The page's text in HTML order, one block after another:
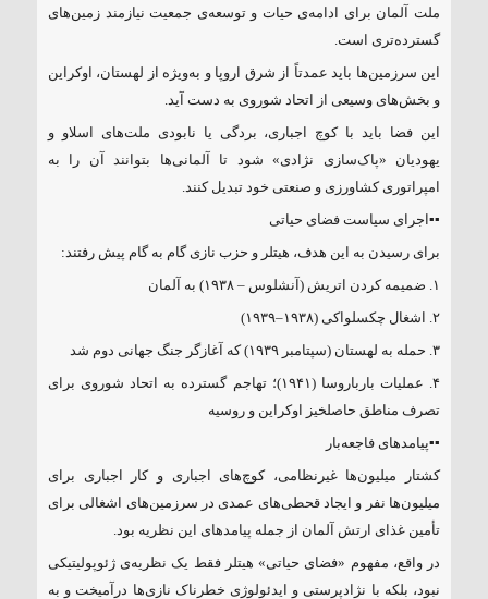
ملت آلمان برای ادامه‌ی حیات و توسعه‌ی جمعیت نیازمند زمین‌های
گسترده‌تری است.
این سرزمین‌ها باید عمدتاً از شرق اروپا و به‌ویژه از لهستان، اوکراین
و بخش‌های وسیعی از اتحاد شوروی به دست آید.
این فضا باید با کوچ اجباری، بردگی یا نابودی ملت‌های اسلاو و
یهودیان «پاک‌سازی نژادی» شود تا آلمانی‌ها بتوانند آن را به
امپراتوری کشاورزی و صنعتی خود تبدیل کنند.
▪️▪️اجرای سیاست فضای حیاتی
برای رسیدن به این هدف، هیتلر و حزب نازی گام به گام پیش رفتند:
۱. ضمیمه کردن اتریش (آنشلوس – ۱۹۳۸) به آلمان
۲. اشغال چکسلواکی (۱۹۳۸–۱۹۳۹)
۳. حمله به لهستان (سپتامبر ۱۹۳۹) که آغازگر جنگ جهانی دوم شد
۴. عملیات بارباروسا (۱۹۴۱)؛ تهاجم گسترده به اتحاد شوروی برای
تصرف مناطق حاصلخیز اوکراین و روسیه
▪️▪️پیامدهای فاجعه‌بار
کشتار میلیون‌ها غیرنظامی، کوچ‌های اجباری و کار اجباری برای
میلیون‌ها نفر و ایجاد قحطی‌های عمدی در سرزمین‌های اشغالی برای
تأمین غذای ارتش آلمان از جمله پیامدهای این نظریه بود.
در واقع، مفهوم «فضای حیاتی» هیتلر فقط یک نظریه‌ی ژئوپولیتیکی
نبود، بلکه با نژادپرستی و ایدئولوژی خطرناک نازی‌ها درآمیخت و به